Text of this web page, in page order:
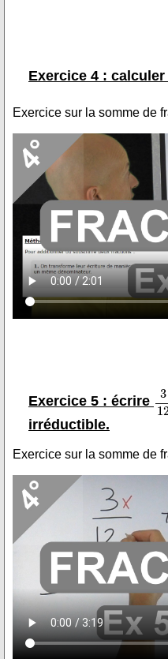
Exercice 4 : calculer
Exercice sur la somme de
Exercice 5 : écrire
irréductible.
Exercice sur la somme de